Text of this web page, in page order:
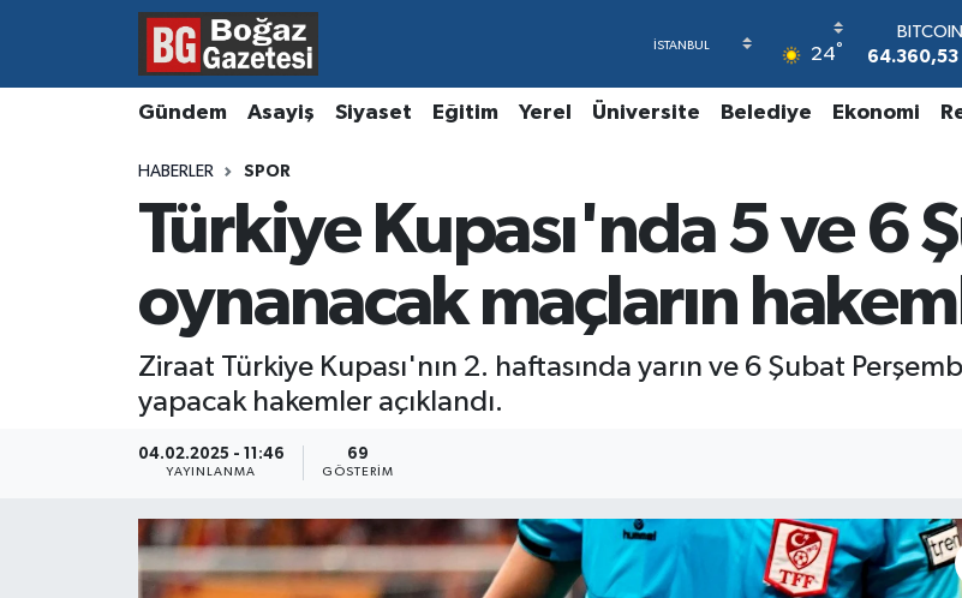
24°
BITCOIN
64.360,53
47,7143
64,2463
GRAM
6574.81
BİST100
13.887
Gündem Asayiş Siyaset Eğitim Yerel Üniversite Belediye Ekonomi
HABERLER SPOR
Türkiye Kupası'nda 5 ve 6
oynanacak maçların
Ziraat Türkiye Kupası'nın 2. haftasında yarın ve 6 Şubat
yapacak hakemler açıklandı.
04.02.2025 - 11:46
YAYINLANMA
69
GÖSTERIM
Asayiş
Ekonomi
Kültür ve Sanat
Magazin
Resmi İlanlar
Hava Durumu
Süper Lig Puan Durumu ve Fikstür
Son Dakika Haberleri
Haber Arşivi